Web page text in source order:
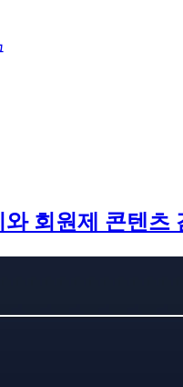
회원제 콘텐츠